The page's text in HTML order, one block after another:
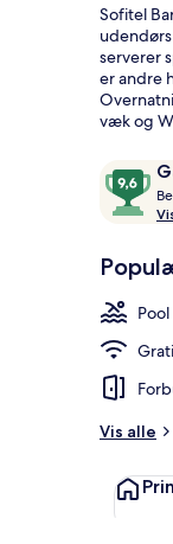
Sofitel
serverer
er andre
væk og
af
Pool
Vis alle